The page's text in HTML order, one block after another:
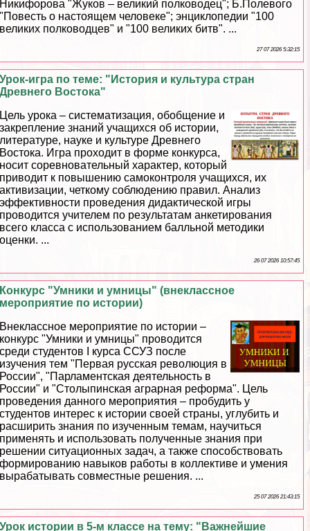
Никифорова "Жуков – великий полководец"; Б.Полевого
"Повесть о настоящем человеке"; энциклопедии "100
великих полководцев" и "100 великих битв". ...
27 07 2026 5:32:15
Урок-игра по теме: "История и культура стран
Древнего Востока"
Цель урока – систематизация, обобщение и
закрепление знаний учащихся об истории,
литературе, науке и культуре Древнего
Востока. Игра проходит в форме конкурса,
носит соревновательный хаpaктер, который
приводит к повышению самоконтроля учащихся, их
активизации, четкому соблюдению правил. Анализ
эффективности проведения дидактической игры
проводится учителем по результатам анкетирования
всего класса с использованием балльной методики
оценки. ...
26 07 2026 10:57:45
Конкурс "Умники и умницы" (внеклассное
мероприятие по истории)
Внеклассное мероприятие по истории –
конкурс "Умники и умницы" проводится
среди студентов I курса ССУЗ после
изучения тем "Первая русская революция в
России", "Парламентская деятельность в
России" и "Столыпинская аграрная реформа". Цель
проведения данного мероприятия – пробудить у
студентов интерес к истории своей страны, углубить и
расширить знания по изученным темам, научиться
применять и использовать полученные знания при
решении ситуационных задач, а также способствовать
формированию навыков работы в коллективе и умения
выpaбатывать совместные решения. ...
25 07 2026 21:43:15
Урок истории в 5-м классе на тему: "Важнейшие